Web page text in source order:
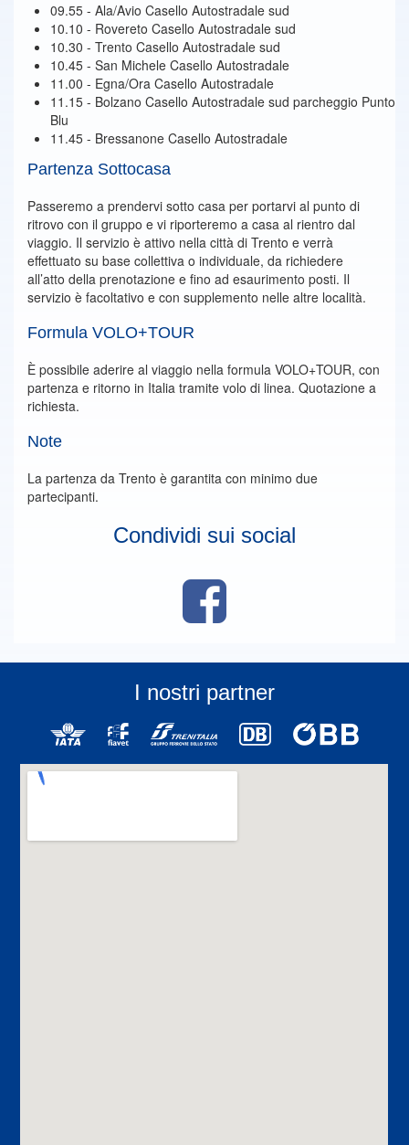
09.55 - Ala/Avio Casello Autostradale sud
10.10 - Rovereto Casello Autostradale sud
10.30 - Trento Casello Autostradale sud
10.45 - San Michele Casello Autostradale
11.00 - Egna/Ora Casello Autostradale
11.15 - Bolzano Casello Autostradale sud parcheggio Punto
Blu
11.45 - Bressanone Casello Autostradale
Partenza Sottocasa
Passeremo a prendervi sotto casa per portarvi al punto di
ritrovo con il gruppo e vi riporteremo a casa al rientro dal
viaggio. Il servizio è attivo nella città di Trento e verrà
effettuato su base collettiva o individuale, da richiedere
all’atto della prenotazione e fino ad esaurimento posti. Il
servizio è facoltativo e con supplemento nelle altre località.
Formula VOLO+TOUR
È possibile aderire al viaggio nella formula VOLO+TOUR, con
partenza e ritorno in Italia tramite volo di linea. Quotazione a
richiesta.
Note
La partenza da Trento è garantita con minimo due
partecipanti.
Condividi sui social
I nostri partner